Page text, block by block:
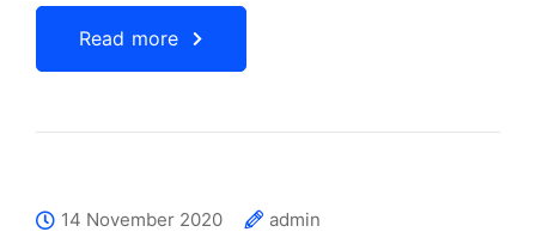
Read more
14 November 2020
admin